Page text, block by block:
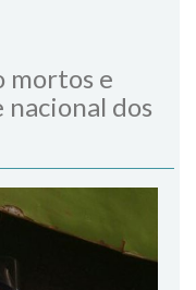
mortos e
dos